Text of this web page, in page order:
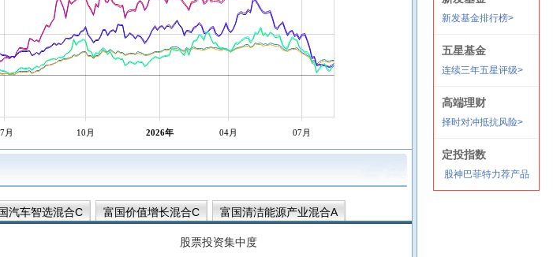
月 10月 2026年 04月 07月
汽车智选混合C 富国价值增长混合C
富国清洁能源产业混合A
股票投资集中度